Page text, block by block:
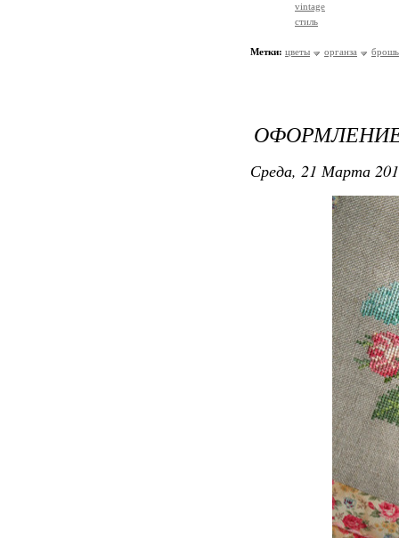
vintage
стиль
Метки: цветы органза брошь
Среда, 21 Марта